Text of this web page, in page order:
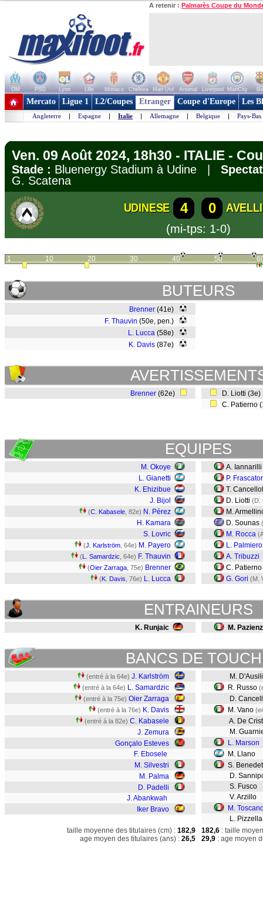
A retenir : Palmarès Coupe du
OM PSG Lyon Lille Monaco Chelsea Man Utd Arsenal Liverpool ManCity
+ de clubs
Mercato Ligue 1 L2/Coupes Etranger Coupe d'Europe Les
Angleterre | Espagne | Italie | Allemagne | Belgique | Pays-Bas
Ven. 09 Août 2024, 18h30 - ITALIE -
Stade : Bluenergy Stadium à Udine |
G. Scatena
UDINESE 4 0
(mi-tps: 1-0)
1 10 20 30 40 50
BUTEURS
Brenner (41e)
F. Thauvin (50e, pen.)
L. Lucca (58e)
K. Davis (87e)
Brenner (62e)
D. Liotti
C. Patierno
EQUIPES
M. Okoye
L. Gianetti
K. Ehizibue
J. Bijol
(C. Kabasele , 82e) N. Pérez
H. Kamara
S. Lovric
(J. Karlström , 64e) M. Payero
(L. Samardzic , 64e) F. Thauvin
(Oier Zarraga , 75e) Brenner
(K. Davis , 76e) L. Lucca
A. Iannarilli
P.
T.
D. Liotti (D.
M.
D. Sounas
M. Rocca
L. Palmiero
A. Tribuzzi
C. Patierno
G. Gori (M.
ENTRAINEURS
K. Runjaic M.
BANCS DE
(entré à la 64e) J. Karlström
(entré à la 64e) L. Samardzic
(entré à la 75e) Oier Zarraga
(entré à la 76e) K. Davis
(entré à la 82e) C. Kabasele
J. Zemura
Gonçalo Esteves
F. Ebosele
M. Silvestri
M. Palma
D. Padelli
J. Abankwah
Iker Bravo
M.
R. Russo
D.
M. Vano
A. De
M.
L. Marson
M. Llano
S.
D.
S. Fusco
V. Arzillo
M.
L. Pizzella
taille moyenne des titulaires (cm) : 182,9
age moyen des titulaires (ans) : 26,5
182,6 : taille
29,9 : age moyen